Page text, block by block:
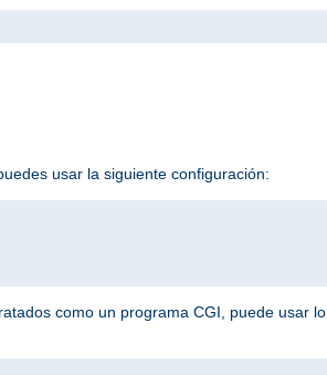
usar la siguiente configuración:
como un programa CGI, puede usar lo